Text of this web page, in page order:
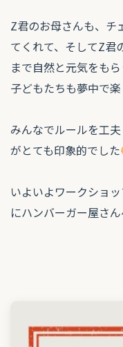
Z君のお母さんも、チ
てくれて、そしてZ君
まで自然と元気をも
子どもたちも夢中で
みんなでルールを工
がとても印象的でした
いよいよワークショ
にハンバーガー屋さ